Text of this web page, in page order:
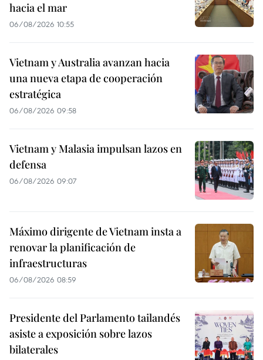
hacia el mar
06/08/2026 10:55
Vietnam y Australia avanzan hacia
una nueva etapa de cooperación
estratégica
06/08/2026 09:58
Vietnam y Malasia impulsan lazos en
defensa
06/08/2026 09:07
Máximo dirigente de Vietnam insta a
renovar la planificación de
infraestructuras
06/08/2026 08:59
Presidente del Parlamento tailandés
asiste a exposición sobre lazos
bilaterales